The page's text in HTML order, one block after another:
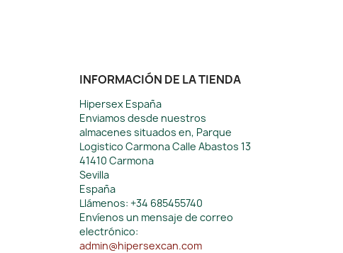
INFORMACIÓN DE LA TIENDA
Hipersex España
Enviamos desde nuestros
almacenes situados en, Parque
Logistico Carmona Calle Abastos 13
41410 Carmona
Sevilla
España
Llámenos: +34 685455740
Envíenos un mensaje de correo
electrónico:
admin@hipersexcan.com